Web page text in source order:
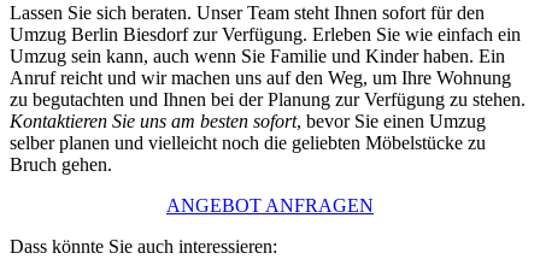
Lassen Sie sich beraten. Unser Team steht Ihnen sofort für den
Umzug Berlin Biesdorf zur Verfügung. Erleben Sie wie einfach ein
Umzug sein kann, auch wenn Sie Familie und Kinder haben. Ein
Anruf reicht und wir machen uns auf den Weg, um Ihre Wohnung
zu begutachten und Ihnen bei der Planung zur Verfügung zu stehen.
Kontaktieren Sie uns am besten sofort, bevor Sie einen Umzug
selber planen und vielleicht noch die geliebten Möbelstücke zu
Bruch gehen.
ANGEBOT ANFRAGEN
Dass könnte Sie auch interessieren: